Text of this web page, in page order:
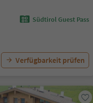
Südtirol Guest Pass
Verfügbarkeit prüfen